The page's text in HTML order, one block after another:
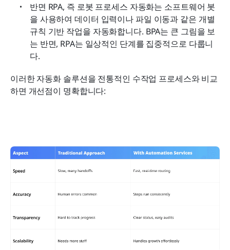
반면 RPA, 즉 로봇 프로세스 자동화는 소프트웨어 봇
을 사용하여 데이터 입력이나 파일 이동과 같은 개별
규칙 기반 작업을 자동화합니다. BPA는 큰 그림을 보
는 반면, RPA는 일상적인 단계를 집중적으로 다룹니
다.
이러한 자동화 솔루션을 전통적인 수작업 프로세스와 비교
하면 개선점이 명확합니다: